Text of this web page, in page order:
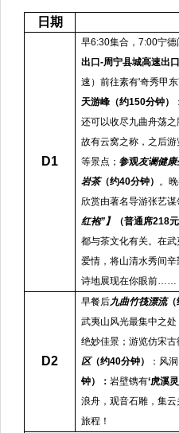
日期
D1
早6:30集合，7:00宁
出口-周宁县城高速出
速）前往素有'奇秀甲
天游峰（约150分钟）
还可以收尽九曲舟荡
故有云窝之称，之后
等景点；参观友谰健康
岩茶（约40分钟） 。
欣赏由著名导游张艺
红袍”】
（普通席218
都与茶文化有关。在
爱情，将山清水秀间
诗地展现在你眼前……
D2
早餐后九曲竹筏漂流（
武夷山风光最集中之
绝妙佳景；游览仿宋
区（约40分钟） ：风
钟）：岩壁镌有‘虎溪
浪舟，观音石雕，集
旅程！